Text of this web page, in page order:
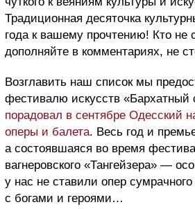
Традиционная десяточка
года к вашему прочтению! Кто не
дополняйте в комментариях, не
Возглавить наш список мы
фестивалю искусств «Бархатный
порадовал в сентябре Одесский
оперы и балета. Весь год и
а состоявшаяся во время
вагнеровского «Тангейзера» —
у нас не ставили опер сумрачного
с богами и героями…